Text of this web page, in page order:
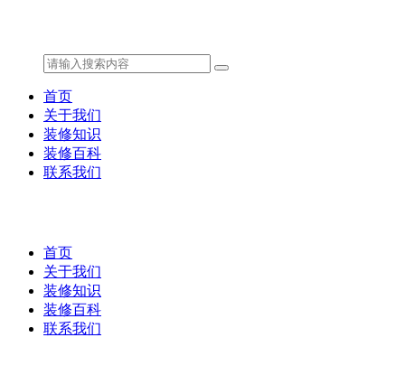
首页
关于我们
装修知识
装修百科
联系我们
首页
关于我们
装修知识
装修百科
联系我们